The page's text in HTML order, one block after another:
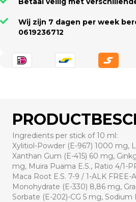
Wij zijn 7 dagen per week
0619236712
Ingredients per stick of 10 ml:
Xylitiol-Powder (E-967) 1000 mg,
Xanthan Gum (E-415) 60 mg,
mg, Muira Puama E.S., Ratio 4/1-
Maca Root E.S. 7-9 / 1-ALK FREE-
Monohydrate (E-330) 8,86 mg,
Sorbate (E-202)-CG 5 mg, Sodium